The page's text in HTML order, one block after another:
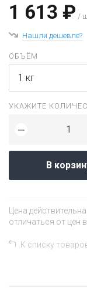
1 613 ₽ /
Нашли дешевле?
ОБЪЁМ
1 кг
УКАЖИТЕ
−
В
Цена
отличаться от цен
К списку